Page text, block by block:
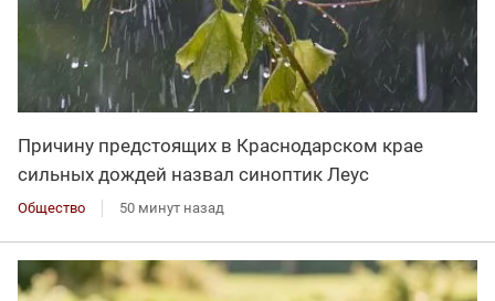
Причину предстоящих в Краснодарском крае
сильных дождей назвал синоптик Леус
Общество 50 минут назад